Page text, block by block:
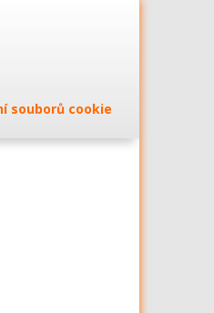
souborů cookie